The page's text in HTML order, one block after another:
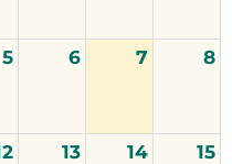
Clinton,
5 6 7 8
13 14 15